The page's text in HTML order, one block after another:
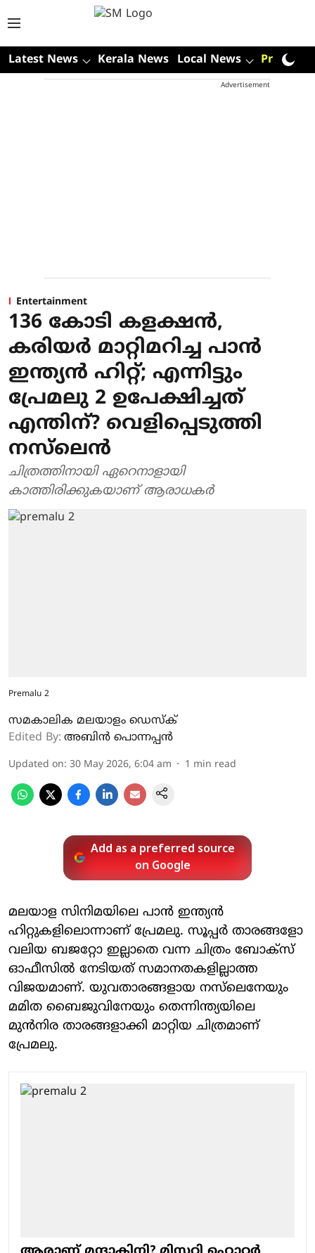
Latest News Kerala News Local News Premium
Advertisement
Entertainment
136 കോടി കളക്ഷന്‍,
കരിയര്‍ മാറ്റിമറിച്ച പാന്‍
ഇന്ത്യന്‍ ഹിറ്റ്; എന്നിട്ടും
പ്രേമലു 2 ഉപേക്ഷിച്ചത്
എന്തിന്? വെളിപ്പെടുത്തി
നസ്‌ലെന്‍
ചിത്രത്തിനായി ഏറെനാളായി
കാത്തിരിക്കുകയാണ് ആരാധകര്‍
Premalu 2
സമകാലിക മലയാളം ഡെസ്ക്
Edited By: അബിന്‍ പൊന്നപ്പന്‍
Updated on: 30 May 2026, 6:04 am 1 min read
Add as a preferred source
on Google
മലയാള സിനിമയിലെ പാന്‍ ഇന്ത്യന്‍
ഹിറ്റുകളിലൊന്നാണ് പ്രേമലു. സൂപ്പര്‍ താരങ്ങളോ
വലിയ ബജറ്റോ ഇല്ലാതെ വന്ന ചിത്രം ബോക്‌സ്
ഓഫീസില്‍ നേടിയത് സമാനതകളില്ലാത്ത
വിജയമാണ്. യുവതാരങ്ങളായ നസ്‌ലെനേയും
മമിത ബൈജുവിനേയും തെന്നിന്ത്യയിലെ
മുന്‍നിര താരങ്ങളാക്കി മാറ്റിയ ചിത്രമാണ്
പ്രേമലു.